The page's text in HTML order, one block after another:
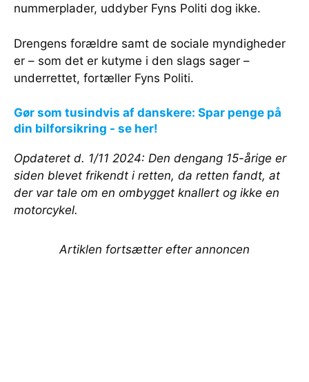
nummerplader, uddyber Fyns Politi dog ikke.
Drengens forældre samt de sociale myndigheder
er – som det er kutyme i den slags sager –
underrettet, fortæller Fyns Politi.
Gør som tusindvis af danskere: Spar penge på
din bilforsikring - se her!
Opdateret d. 1/11 2024: Den dengang 15-årige er
siden blevet frikendt i retten, da retten fandt, at
der var tale om en ombygget knallert og ikke en
motorcykel.
Artiklen fortsætter efter annoncen